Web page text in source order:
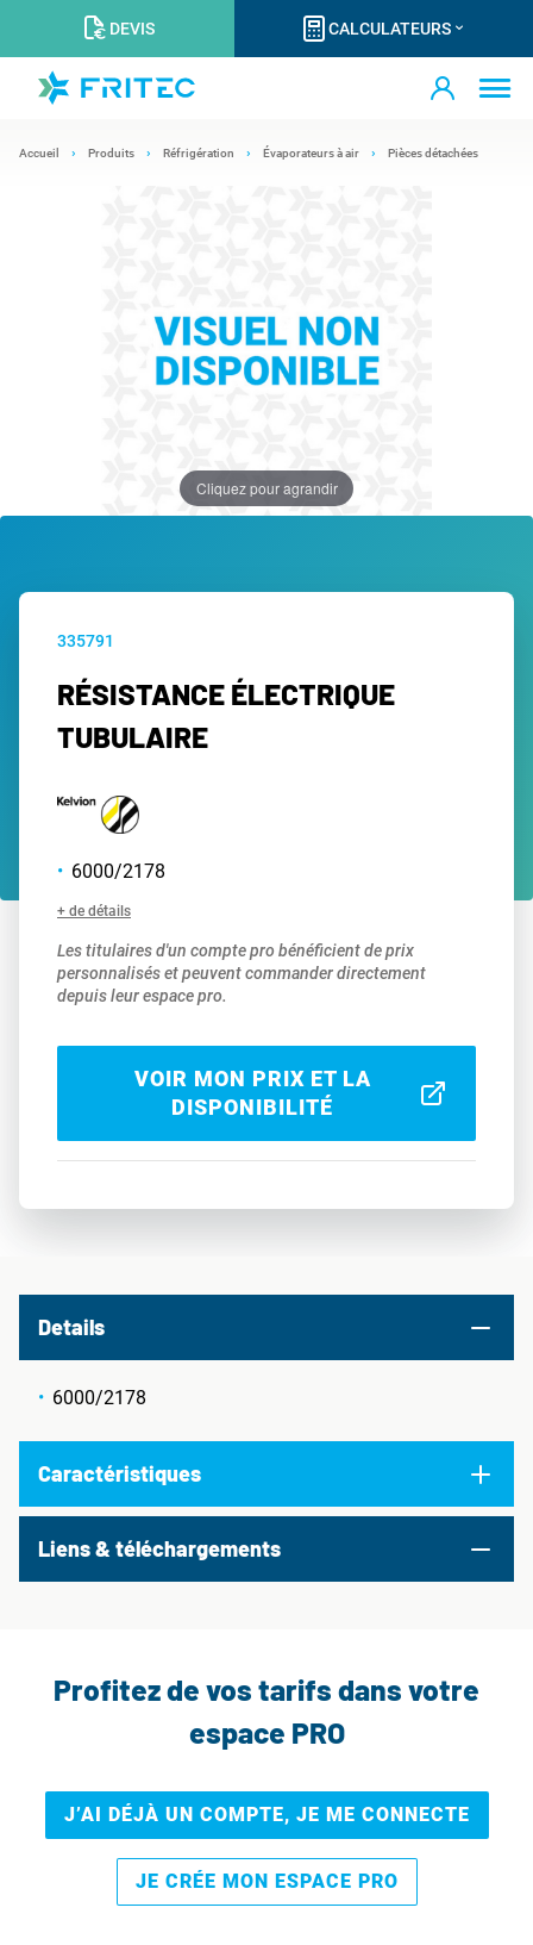
DEVIS CALCULATEURS
Accueil Produits Réfrigération Évaporateurs à air Pièces détachées
Cliquez pour agrandir
335791
RÉSISTANCE ÉLECTRIQUE
TUBULAIRE
6000/2178
+ de détails
Les titulaires d'un compte pro bénéficient de prix
personnalisés et peuvent commander directement
depuis leur espace pro.
VOIR MON PRIX ET LA
DISPONIBILITÉ
Details
6000/2178
Caractéristiques
Liens & téléchargements
Profitez de vos tarifs dans votre
espace PRO
J’AI DÉJÀ UN COMPTE, JE ME CONNECTE
JE CRÉE MON ESPACE PRO